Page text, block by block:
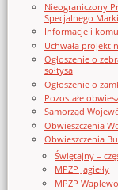
Nieograniczony
Specjalnego
Informacje i
Uchwała projekt
Ogłoszenie o
sołtysa
Ogłoszenie o
Pozostałe
Samorząd
Obwieszczenia
Obwieszczenia
Świętajny –
MPZP Jagiełły
MPZP